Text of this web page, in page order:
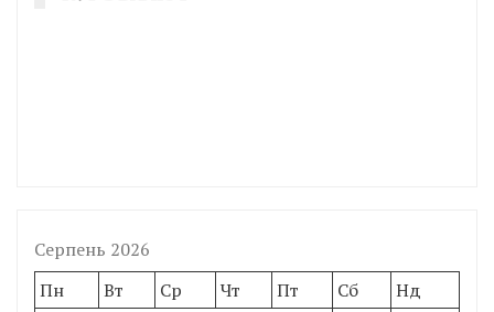
Серпень 2026
Пн
Вт Ср Чт Пт Сб
Нд